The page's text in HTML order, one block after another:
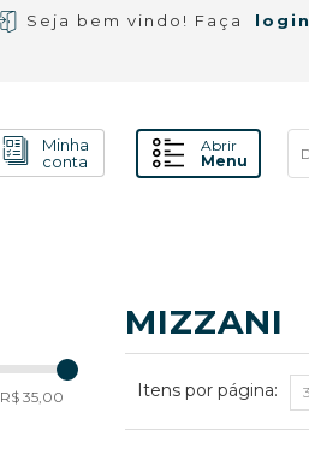
Seja bem vindo! Faça login
Minha
conta
Abrir
Menu
R$ 35,00
MIZZANI
Itens por página: